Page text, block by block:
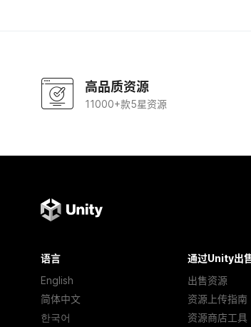
高品质资源
11000+款5星资源
语言
English
简体中文
한국어
通过Unity出
出售资源
资源上传指南
资源商店工具